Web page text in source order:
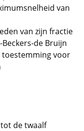
van
van zijn fractie
de Bruijn
toestemming voor
de twaalf